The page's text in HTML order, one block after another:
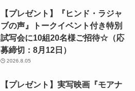
【プレゼント】『ヒンド・ラジャ
ブの声』トークイベント付き特別
試写会に10組20名様ご招待☆（応
募締切：8月12日）
2026.8.05
【プレゼント】実写映画『モアナ